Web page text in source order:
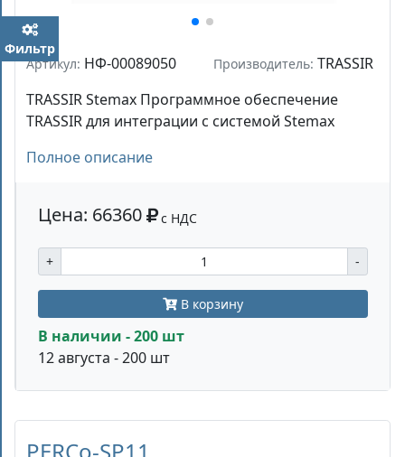
Артикул: НФ-00089050 Производитель: TRASSIR
TRASSIR Stemax Программное обеспечение
TRASSIR для интеграции с системой Stemax
Полное описание
Цена: 66360 с НДС
+ -
В корзину
В наличии - 200 шт
12 августа - 200 шт
PERCo-SP11
Фильтр